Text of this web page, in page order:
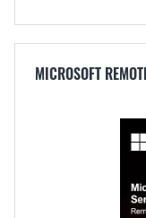
MICROSOFT